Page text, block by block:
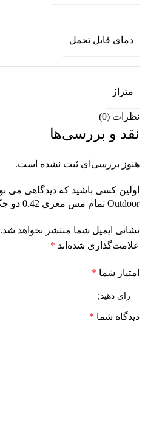
دمای قابل تحمل
متراژ
نظرات (0)
نقد و بررسی‌ها
هنوز بررسی‌ای ثبت نشده است.
Outdoor تمام مس مغزی 0.42 دو جکت”
نشانی ایمیل شما منتشر نخواهد شد.
علامت‌گذاری شده‌اند *
امتیاز شما *
دیدگاه شما *